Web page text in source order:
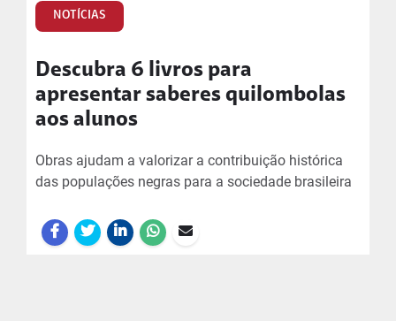
NOTÍCIAS
Descubra 6 livros para
apresentar saberes quilombolas
aos alunos
Obras ajudam a valorizar a contribuição histórica
das populações negras para a sociedade brasileira